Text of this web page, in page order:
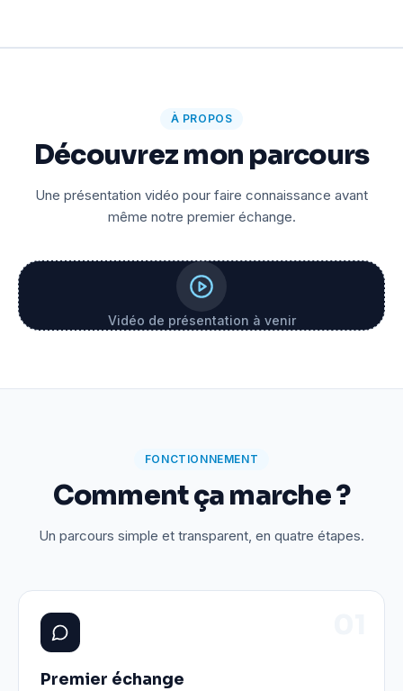
À PROPOS
Découvrez mon parcours
Une présentation vidéo pour faire connaissance avant
même notre premier échange.
Vidéo de présentation à venir
FONCTIONNEMENT
Comment ça marche ?
Un parcours simple et transparent, en quatre étapes.
Premier échange